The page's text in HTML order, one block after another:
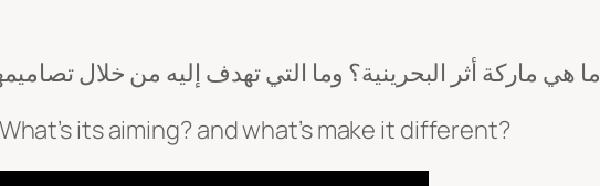
ما هي ماركة أثر البحرينية؟ وما التي تهدف إليه من خلال
its aiming? and what’s make it different?